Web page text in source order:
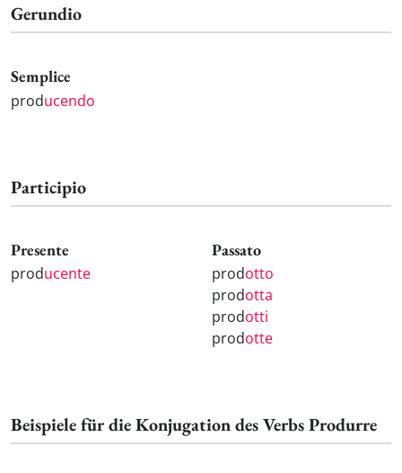
Gerundio
Semplice
producendo
Participio
Presente
producente
Passato
prodotto
prodotta
prodotti
prodotte
Beispiele für die Konjugation des Verbs Produrre